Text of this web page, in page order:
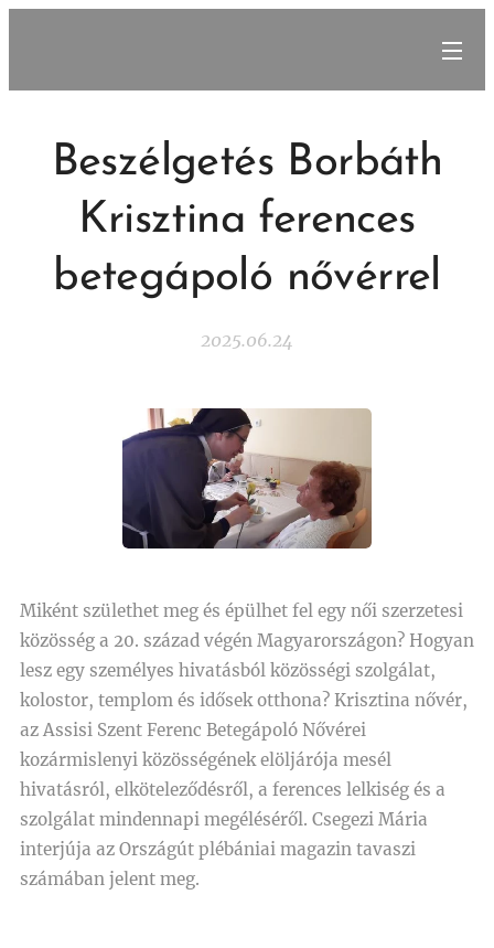
Beszélgetés Borbáth
Krisztina ferences
betegápoló nővérrel
2025.06.24
Miként születhet meg és épülhet fel egy női szerzetesi
közösség a 20. század végén Magyarországon? Hogyan
lesz egy személyes hivatásból közösségi szolgálat,
kolostor, templom és idősek otthona? Krisztina nővér,
az Assisi Szent Ferenc Betegápoló Nővérei
kozármislenyi közösségének elöljárója mesél
hivatásról, elköteleződésről, a ferences lelkiség és a
szolgálat mindennapi megéléséről. Csegezi Mária
interjúja az Országút plébániai magazin tavaszi
számában jelent meg.